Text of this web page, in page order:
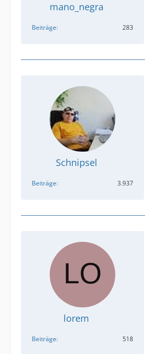
mano_negra
Beiträge 283
Schnipsel
Beiträge 3.937
lorem
Beiträge 518